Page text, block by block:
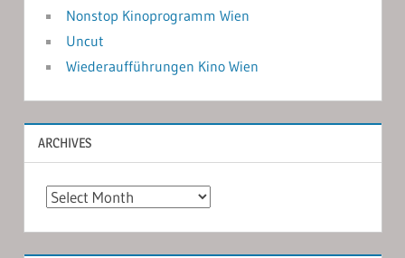
Nonstop Kinoprogramm Wien
Uncut
Wiederaufführungen Kino Wien
ARCHIVES
Archives